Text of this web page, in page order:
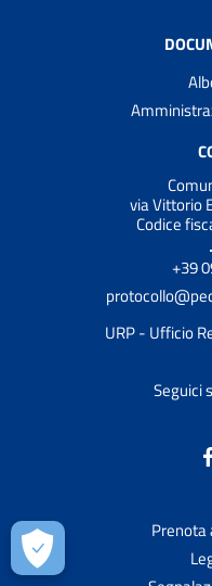
via Vittorio
Codice
+39
URP - Ufficio
Seguici